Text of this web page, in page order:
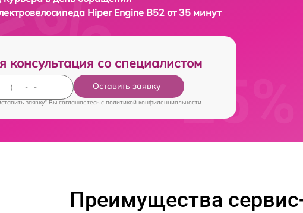
Hiper Engine B52 от 35 минут
консультация со специалистом
Оставить заявку
заявку" Вы соглашаетесь c политикой конфиденциальности
Преимущества